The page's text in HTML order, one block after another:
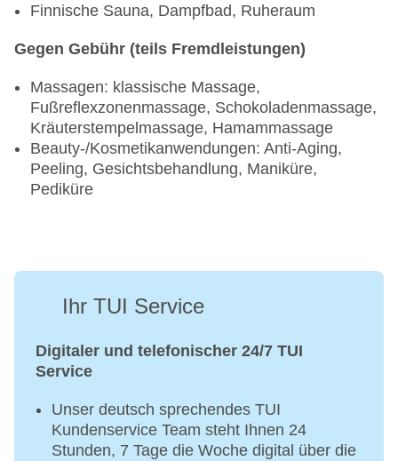
Finnische Sauna, Dampfbad, Ruheraum
Gegen Gebühr (teils Fremdleistungen)
Massagen: klassische Massage,
Fußreflexzonenmassage, Schokoladenmassage,
Kräuterstempelmassage, Hamammassage
Beauty-/Kosmetikanwendungen: Anti-Aging,
Peeling, Gesichtsbehandlung, Maniküre,
Pediküre
Ihr TUI Service
Digitaler und telefonischer 24/7 TUI
Service
Unser deutsch sprechendes TUI
Kundenservice Team steht Ihnen 24
Stunden, 7 Tage die Woche digital über die